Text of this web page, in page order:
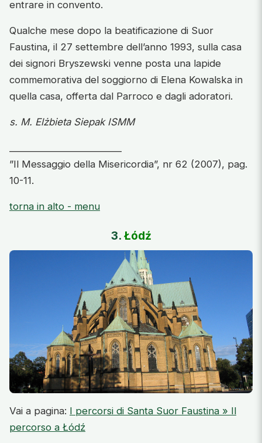
entrare in convento.
Qualche mese dopo la beatificazione di Suor
Faustina, il 27 settembre dell’anno 1993, sulla casa
dei signori Bryszewski venne posta una lapide
commemorativa del soggiorno di Elena Kowalska in
quella casa, offerta dal Parroco e dagli adoratori.
s. M. Elżbieta Siepak ISMM
”Il Messaggio della Misericordia”, nr 62 (2007), pag.
10-11.
torna in alto - menu
3.Łódź
Vai a pagina: I percorsi di Santa Suor Faustina » Il
percorso a Łódź